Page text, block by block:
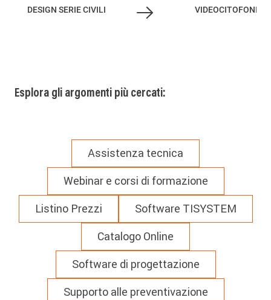
DESIGN SERIE CIVILI VIDEOCITOFONIA
Esplora gli argomenti più cercati:
Assistenza tecnica
Webinar e corsi di formazione
Listino Prezzi
Software TISYSTEM
Catalogo Online
Software di progettazione
Supporto alle preventivazione